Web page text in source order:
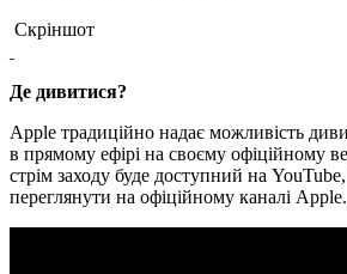
Скріншот
Де дивитися?
Apple традиційно надає можливість
в прямому ефірі на своєму офіційному
стрім заходу буде доступний на
переглянути на офіційному каналі Apple.